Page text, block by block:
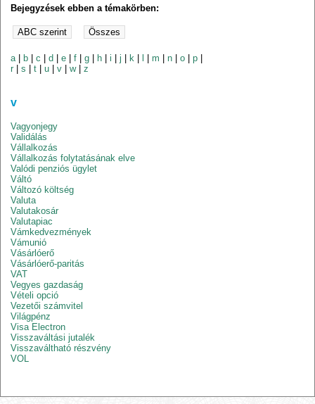
Bejegyzések ebben a témakörben:
a| b |c |d |e |f |g h |i |j k |m |n |o |p
r |s |t |u |v |w|z
v
Vagyonjegy
Validálás
Vállalkozás
Vállalkozás folytatásának elve
Valódi penziós ügylet
Váltó
Változó költség
Valuta
Valutakosár
Valutapiac
Vámkedvezmények
Vámunió
Vásárlóerő
Vásárlóerő-paritás
VAT
Vegyes gazdaság
Vételi opció
Vezetői számvitel
Világpénz
Visa Electron
Visszaváltási jutalék
Visszaváltható részvény
VOL